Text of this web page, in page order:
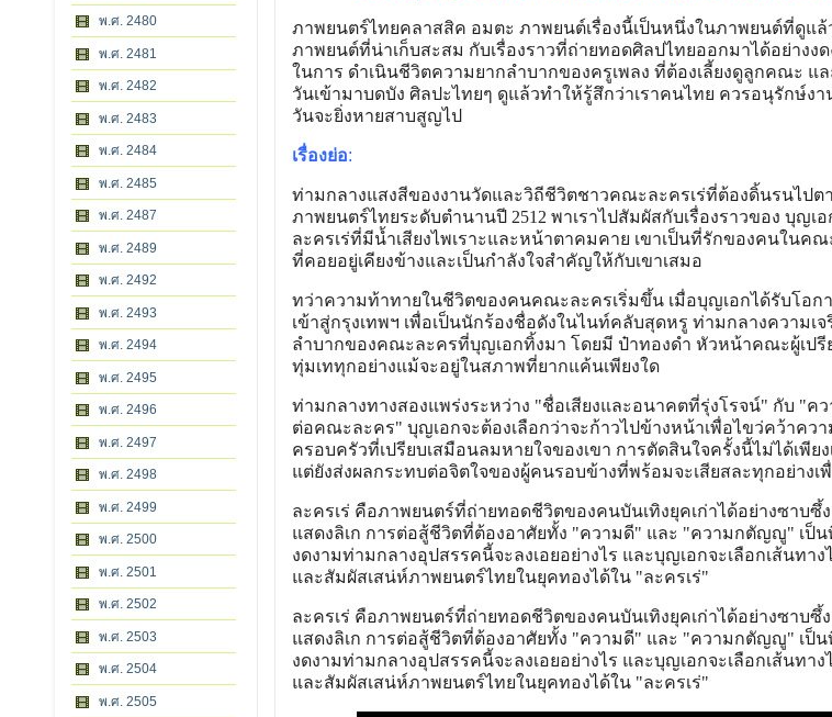
พ.ศ. 2480
พ.ศ. 2481
พ.ศ. 2482
พ.ศ. 2483
พ.ศ. 2484
พ.ศ. 2485
พ.ศ. 2487
พ.ศ. 2489
พ.ศ. 2492
พ.ศ. 2493
พ.ศ. 2494
พ.ศ. 2495
พ.ศ. 2496
พ.ศ. 2497
พ.ศ. 2498
พ.ศ. 2499
พ.ศ. 2500
พ.ศ. 2501
พ.ศ. 2502
พ.ศ. 2503
พ.ศ. 2504
พ.ศ. 2505
ภาพยนตร์ไทยคลาสสิค อมตะ ภาพยนต์เรื่องนี้เป็นหนึ่งในภาพยนต์ที่ดูแล้
ภาพยนต์ที่น่าเก็บสะสม กับเรื่องราวที่ถ่ายทอดศิลปไทยออกมาได้อย่างงด
ในการ ดำเนินชีวิตความยากลำบากของครูเพลง ที่ต้องเลี้ยงดูลูกคณะ แ
วันเข้ามาบดบัง ศิลปะไทยๆ ดูแล้วทำให้รู้สึกว่าเราคนไทย ควรอนุรักษ์ง
วันจะยิ่งหายสาบสูญไป
เรื่องย่อ:
ท่ามกลางแสงสีของงานวัดและวิถีชีวิตชาวคณะละครเร่ที่ต้องดิ้นรนไปต
ภาพยนตร์ไทยระดับตำนานปี 2512 พาเราไปสัมผัสกับเรื่องราวของ บุญเ
ละครเร่ที่มีน้ำเสียงไพเราะและหน้าตาคมคาย เขาเป็นที่รักของคนในค
ที่คอยอยู่เคียงข้างและเป็นกำลังใจสำคัญให้กับเขาเสมอ
ทว่าความท้าทายในชีวิตของคนคณะละครเริ่มขึ้น เมื่อบุญเอกได้รับโอก
เข้าสู่กรุงเทพฯ เพื่อเป็นนักร้องชื่อดังในไนท์คลับสุดหรู ท่ามกลางความ
ลำบากของคณะละครที่บุญเอกทิ้งมา โดยมี ป๋าทองดำ หัวหน้าคณะผู้เป
ทุ่มเททุกอย่างแม้จะอยู่ในสภาพที่ยากแค้นเพียงใด
ท่ามกลางทางสองแพร่งระหว่าง "ชื่อเสียงและอนาคตที่รุ่งโรจน์" กับ "
ต่อคณะละคร" บุญเอกจะต้องเลือกว่าจะก้าวไปข้างหน้าเพื่อไขว่คว้าคว
ครอบครัวที่เปรียบเสมือนลมหายใจของเขา การตัดสินใจครั้งนี้ไม่ได้เพีย
แต่ยังส่งผลกระทบต่อจิตใจของผู้คนรอบข้างที่พร้อมจะเสียสละทุกอย่างเพื่
ละครเร่ คือภาพยนตร์ที่ถ่ายทอดชีวิตของคนบันเทิงยุคเก่าได้อย่างซาบซึ้
แสดงลิเก การต่อสู้ชีวิตที่ต้องอาศัยทั้ง "ความดี" และ "ความกตัญญู" เป็น
งดงามท่ามกลางอุปสรรคนี้จะลงเอยอย่างไร และบุญเอกจะเลือกเส้นทา
และสัมผัสเสน่ห์ภาพยนตร์ไทยในยุคทองได้ใน "ละครเร่"
ละครเร่ คือภาพยนตร์ที่ถ่ายทอดชีวิตของคนบันเทิงยุคเก่าได้อย่างซาบซึ้
แสดงลิเก การต่อสู้ชีวิตที่ต้องอาศัยทั้ง "ความดี" และ "ความกตัญญู" เป็น
งดงามท่ามกลางอุปสรรคนี้จะลงเอยอย่างไร และบุญเอกจะเลือกเส้นทา
และสัมผัสเสน่ห์ภาพยนตร์ไทยในยุคทองได้ใน "ละครเร่"